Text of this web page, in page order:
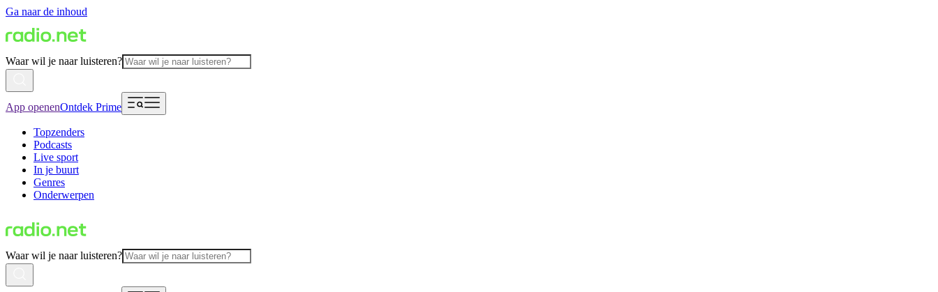
Ga naar de inhoud
Waar wil je naar luisteren?
App openenOntdek Prime
Topzenders
Podcasts
Live sport
In je buurt
Genres
Onderwerpen
Waar wil je naar luisteren?